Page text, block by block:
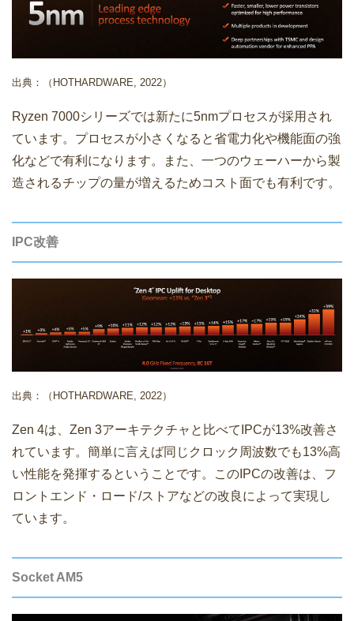
出典：（HOTHARDWARE, 2022）
Ryzen 7000シリーズでは新たに5nmプロセスが採用され
ています。プロセスが小さくなると省電力化や機能面の強
化などで有利になります。また、一つのウェーハーから製
造されるチップの量が増えるためコスト面でも有利です。
IPC改善
出典：（HOTHARDWARE, 2022）
Zen 4は、Zen 3アーキテクチャと比べてIPCが13%改善さ
れています。簡単に言えば同じクロック周波数でも13%高
い性能を発揮するということです。このIPCの改善は、フ
ロントエンド・ロード/ストアなどの改良によって実現し
ています。
Socket AM5